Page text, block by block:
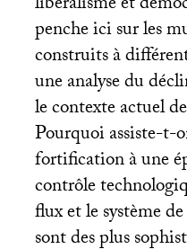
penche ici sur les
construits à
une analyse du
le contexte actuel
Pourquoi assiste-t-
fortification à une
contrôle
flux et le système
sont des plus